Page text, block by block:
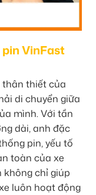
VinFast
thân thiết của
di chuyển giữa
mình. Với tần
dài, anh đặc
pin, yếu tố
toàn của xe
không chỉ giúp
luôn hoạt động